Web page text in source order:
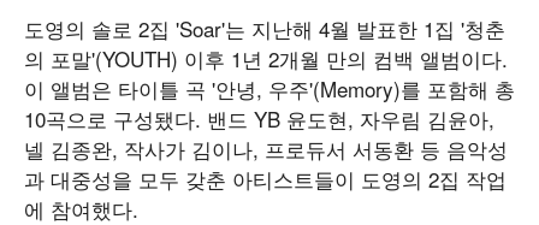
도영의 솔로 2집 'Soar'는 지난해 4월 발표한 1집 '청춘
의 포말'(YOUTH) 이후 1년 2개월 만의 컴백 앨범이다.
이 앨범은 타이틀 곡 '안녕, 우주'(Memory)를 포함해 총
10곡으로 구성됐다. 밴드 YB 윤도현, 자우림 김윤아,
넬 김종완, 작사가 김이나, 프로듀서 서동환 등 음악성
과 대중성을 모두 갖춘 아티스트들이 도영의 2집 작업
에 참여했다.